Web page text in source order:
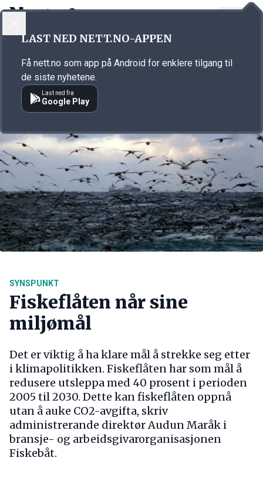
Annonsørinnhold
SYNSPUNKT
Fiskeflåten når sine
miljømål
Det er viktig å ha klare mål å strekke seg etter
i klimapolitikken. Fiskeflåten har som mål å
redusere utsleppa med 40 prosent i perioden
2005 til 2030. Dette kan fiskeflåten oppnå
utan å auke CO2-avgifta, skriv
administrerande direktør Audun Maråk i
bransje- og arbeidsgivarorganisasjonen
Fiskebåt.
LAST NED NETT.NO-APPEN
Få nett.no som app på Android for enklere tilgang til
de siste nyhetene.
Last ned fra
Google Play